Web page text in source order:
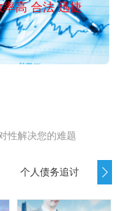
高 合法 迅捷
性解决您的难题
个人债务追讨